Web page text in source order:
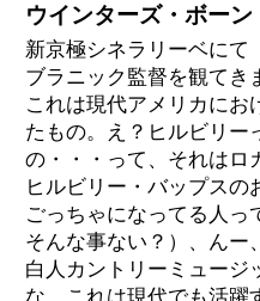
ウインターズ・ボーン
新京極シネラリーベにて
ブラニック監督を観てき
これは現代アメリカにお
たもの。え？ヒルビリー
の・・・って、それはロ
ヒルビリー・バップス
ごっちゃになってる人っ
そんな事ない？）、んー
白人カントリーミュージ